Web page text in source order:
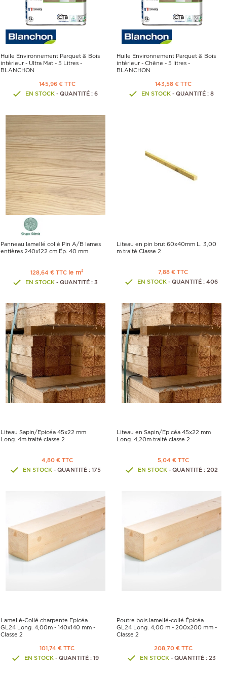
Huile Environnement Parquet & Bois
intérieur - Ultra Mat - 5 Litres -
BLANCHON
145,96 € TTC
EN STOCK - QUANTITÉ : 6
Huile Environnement Parquet & Bois
intérieur - Chêne - 5 litres -
BLANCHON
143,58 € TTC
EN STOCK - QUANTITÉ : 8
Panneau lamellé collé Pin A/B lames
entières 240x122 cm Ép. 40 mm
128,64 € TTC le m²
EN STOCK - QUANTITÉ : 3
Liteau en pin brut 60x40mm L. 3,00
m traité Classe 2
7,88 € TTC
EN STOCK - QUANTITÉ : 406
Liteau Sapin/Epicéa 45x22 mm
Long. 4m traité classe 2
4,80 € TTC
EN STOCK- QUANTITÉ : 175
Liteau en Sapin/Epicéa 45x22 mm
Long. 4,20m traité classe 2
5,04 € TTC
EN STOCK- QUANTITÉ : 202
Lamellé-Collé charpente Epicéa
GL24 Long. 4,00m - 140x140 mm -
Classe 2
101,74 € TTC
EN STOCK - QUANTITÉ : 19
Poutre bois lamellé-collé Épicéa
GL24 Long. 4,00 m - 200x200 mm -
Classe 2
208,70 € TTC
EN STOCK- QUANTITÉ : 23